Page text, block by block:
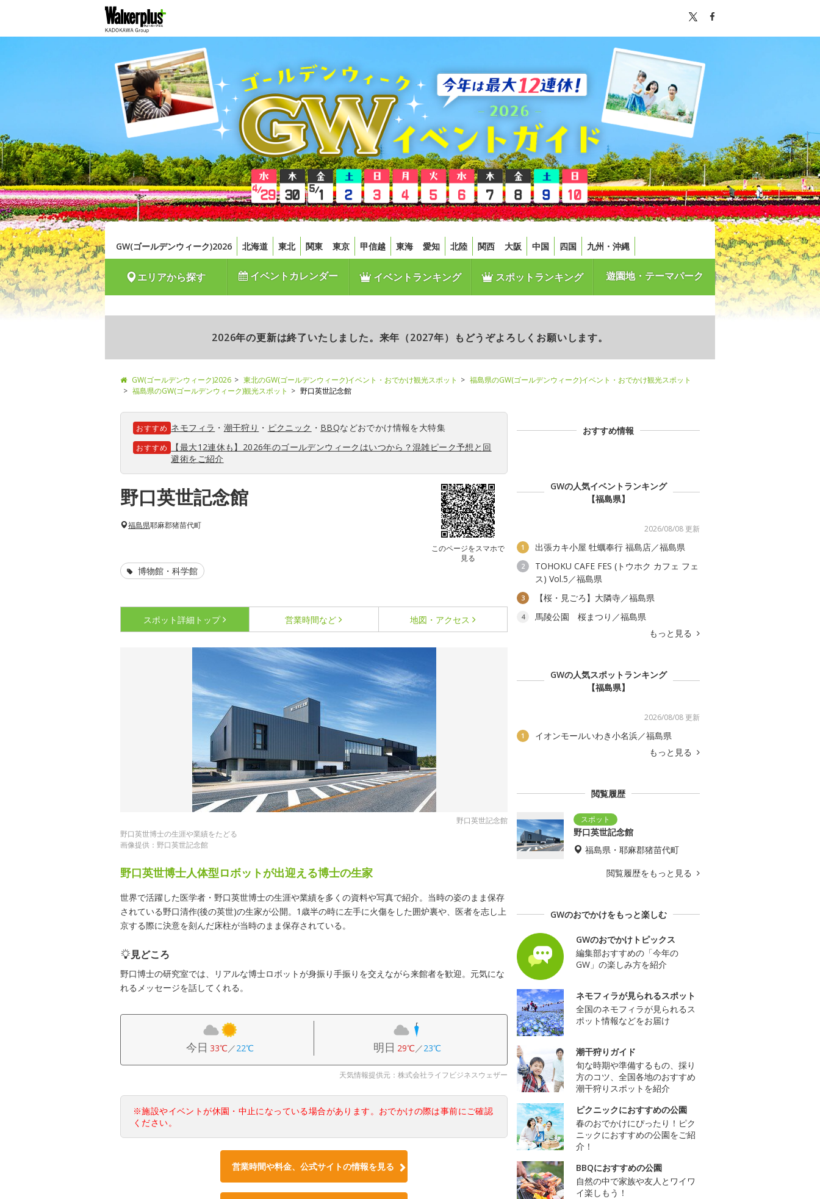
GW(ゴールデンウィーク)2026 北海道 東北 関東 東京 甲信越 東海 愛知 北陸 関西 大阪 中国 四国 九州・沖縄
エリアから探す イベントカレンダー イベントランキング スポットランキング 遊園地・テーマパーク
2026年の更新は終了いたしました。来年（2027年）もどうぞよろしくお願いします。
GW(ゴールデンウィーク)2026 東北のGW(ゴールデンウィーク)イベント・おでかけ観光スポット
福島県のGW(ゴールデンウィーク)イベント・おでかけ観光スポット
福島県のGW(ゴールデンウィーク)観光スポット
野口英世記念館
おすすめ ネモフィラ ・ 潮干狩り ・ ピクニック ・ BBQなどおでかけ情報を大特集
おすすめ
【最大12連休も】2026年のゴールデンウィークはいつから？混雑ピーク予想と回
避術をご紹介
野口英世記念館
このページをスマホで
見る
福島県耶麻郡猪苗代町
博物館・科学館
スポット詳細 トップ 営業時間など 地図・アクセス
野口英世記念館
野口英世博士の生涯や業績をたどる
画像提供：野口英世記念館
野口英世博士人体型ロボットが出迎える博士の生家
世界で活躍した医学者・野口英世博士の生涯や業績を多くの資料や写真で紹介。当時の姿のまま保存
されている野口清作(後の英世)の生家が公開。1歳半の時に左手に火傷をした囲炉裏や、医者を志し上
京する際に決意を刻んだ床柱が当時のまま保存されている。
見どころ
野口博士の研究室では、リアルな博士ロボットが身振り手振りを交えながら来館者を歓迎。元気にな
れるメッセージを話してくれる。
今日 33℃／22℃ 明日 29℃／23℃
天気情報提供元：株式会社ライフビジネスウェザー
※施設やイベントが休園・中止になっている場合があります。おでかけの際は事前にご確認
ください。
営業時間や料金、公式サイトの情報を見る
おすすめ情報
GWの人気イベントランキング
【福島県】
2026/08/08 更新
1 出張カキ小屋 牡蠣奉行 福島店／福島県
2
TOHOKU CAFE FES (トウホク カフェ フェ
ス) Vol.5／福島県
3 【桜・見ごろ】大隣寺／福島県
4
馬陵公園 桜まつり／福島県
もっと見る
GWの人気スポットランキング
【福島県】
2026/08/08 更新
1
イオンモールいわき小名浜／福島県
もっと見る
閲覧履歴
野口英世記念館
福島県・耶麻郡猪苗代町
閲覧履歴をもっと見る
GWのおでかけをもっと楽しむ
GWのおでかけトピックス
編集部おすすめの「今年の
GW」の楽しみ方を紹介
ネモフィラが見られるスポット
全国のネモフィラが見られるス
ポット情報などをお届け
潮干狩りガイド
旬な時期や準備するもの、採り
方のコツ、全国各地のおすすめ
潮干狩りスポットを紹介
ピクニックにおすすめの公園
春のおでかけにぴったり！ピク
ニックにおすすめの公園をご紹
介！
BBQにおすすめの公園
自然の中で家族や友人とワイワ
イ楽しもう！